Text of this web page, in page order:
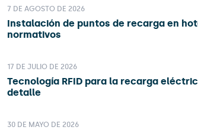
7 DE AGOSTO DE 2026
Instalación de puntos de recarga en
normativos
17 DE JULIO DE 2026
Tecnología RFID para la recarga
detalle
30 DE MAYO DE 2026